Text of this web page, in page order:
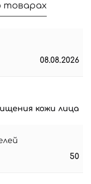
товарах
08.08.2026
кожи лица
50